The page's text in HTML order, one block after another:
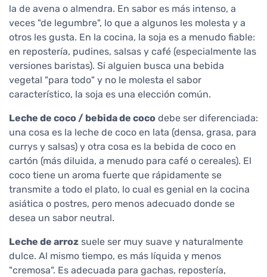
la de avena o almendra. En sabor es más intenso, a
veces "de legumbre", lo que a algunos les molesta y a
otros les gusta. En la cocina, la soja es a menudo fiable:
en repostería, pudines, salsas y café (especialmente las
versiones baristas). Si alguien busca una bebida
vegetal "para todo" y no le molesta el sabor
característico, la soja es una elección común.
Leche de coco / bebida de coco debe ser diferenciada:
una cosa es la leche de coco en lata (densa, grasa, para
currys y salsas) y otra cosa es la bebida de coco en
cartón (más diluida, a menudo para café o cereales). El
coco tiene un aroma fuerte que rápidamente se
transmite a todo el plato, lo cual es genial en la cocina
asiática o postres, pero menos adecuado donde se
desea un sabor neutral.
Leche de arroz suele ser muy suave y naturalmente
dulce. Al mismo tiempo, es más líquida y menos
"cremosa". Es adecuada para gachas, repostería,